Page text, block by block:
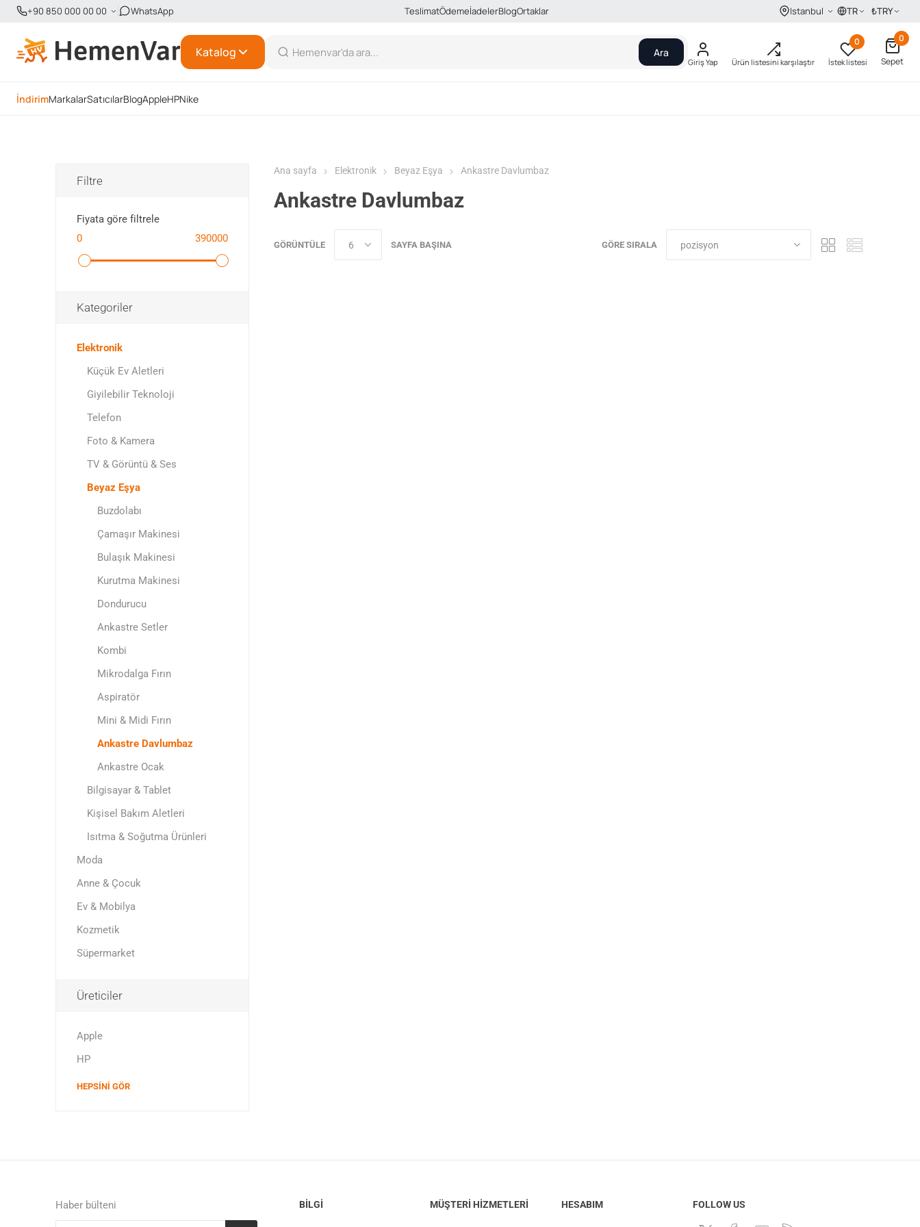
+90 850 000 00 00 WhatsApp TeslimatÖdemeİadelerBlogOrtaklar Istanbul TR ₺TRY
Katalog Ara
Giriş Yap Ürün listesini karşılaştır İstek listesi
0
0
Sepet
İndirimMarkalarSatıcılarBlogAppleHPNike
Ana sayfa Elektronik Beyaz Eşya Ankastre Davlumbaz
Ankastre Davlumbaz
GÖRE SIRALA
GÖRÜNTÜLE SAYFA BAŞINA
Filtre
Fiyata göre filtrele
0
390000
Kategoriler
Elektronik
Küçük Ev Aletleri
Giyilebilir Teknoloji
Telefon
Foto & Kamera
TV & Görüntü & Ses
Beyaz Eşya
Buzdolabı
Çamaşır Makinesi
Bulaşık Makinesi
Kurutma Makinesi
Dondurucu
Ankastre Setler
Kombi
Mikrodalga Fırın
Aspiratör
Mini & Midi Fırın
Ankastre Davlumbaz
Ankastre Ocak
Bilgisayar & Tablet
Kişisel Bakım Aletleri
Isıtma & Soğutma Ürünleri
Moda
Anne & Çocuk
Ev & Mobilya
Kozmetik
Süpermarket
Üreticiler
Apple
HP
HEPSINI GÖR
Haber bülteni BILGI MÜŞTERI HIZMETLERI HESABIM FOLLOW US